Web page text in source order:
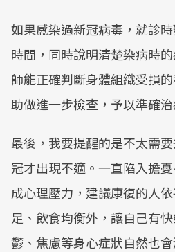
如果感染過新冠病毒，就診
時間，同時說明清楚染病時
師能正確判斷身體組織受損
助做進一步檢查，予以準確治
最後，我要提醒的是不太需
冠才出現不適。一直陷入擔
成心理壓力，建議康復的人
足、飲食均衡外，讓自己有
鬱、焦慮等身心症狀自然也會